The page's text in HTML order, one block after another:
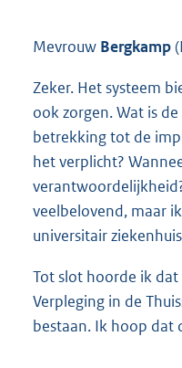
Mevrouw Bergkamp
Zeker. Het systeem
ook zorgen. Wat is
betrekking tot de
het verplicht?
veelbelovend, maar
universitair
Tot slot hoorde ik dat
Verpleging in de
bestaan. Ik hoop dat